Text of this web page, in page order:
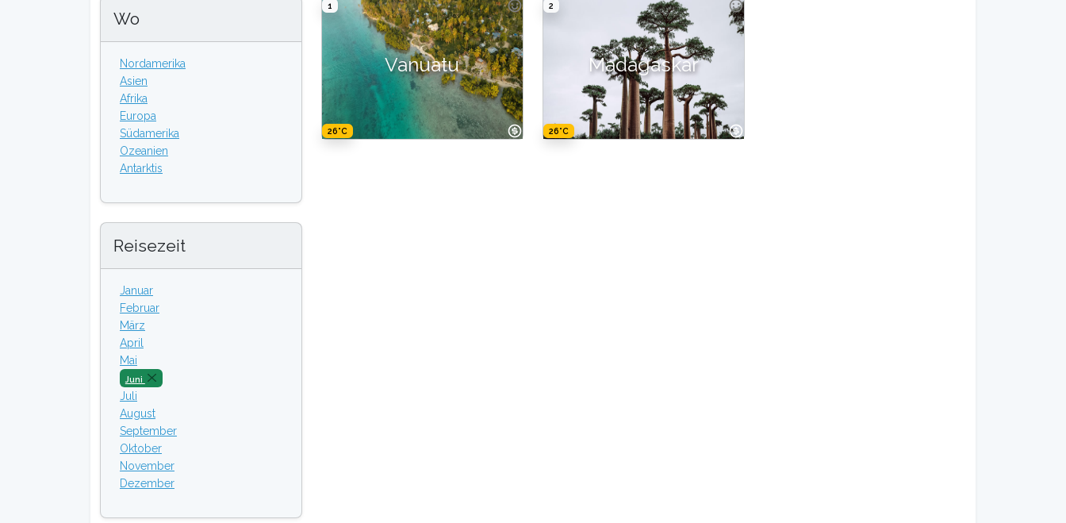
Wo
Nordamerika
Asien
Afrika
Europa
Südamerika
Ozeanien
Antarktis
Reisezeit
Januar
Februar
März
April
Mai
Juni
Juli
August
September
Oktober
November
Dezember
1
26°C
Vanuatu
2
26°C
Madagaskar